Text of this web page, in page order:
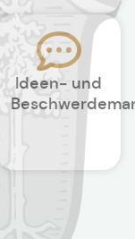
Ideen- und